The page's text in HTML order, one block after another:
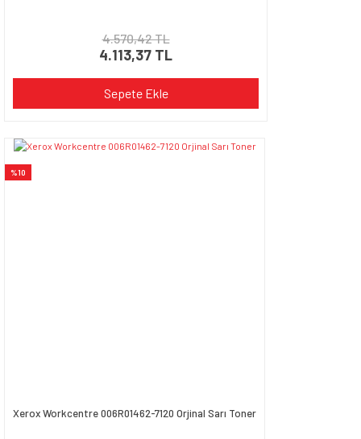
4.570,42 TL
4.113,37 TL
Sepete Ekle
%10
Xerox Workcentre 006R01462-7120 Orjinal Sarı Toner